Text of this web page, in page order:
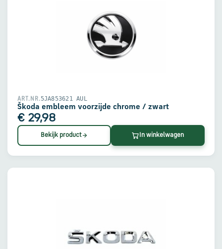
ART.NR.5JA853621 AUL
Škoda embleem voorzijde chrome / zwart
€ 29,98
Bekijk product In winkelwagen